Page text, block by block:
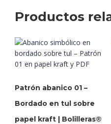
Productos
Patrón abanico 01 –
Bordado en tul sobre
papel kraft | Bolilleras®